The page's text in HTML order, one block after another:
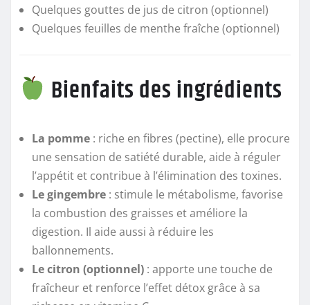
Quelques gouttes de jus de citron (optionnel)
Quelques feuilles de menthe fraîche (optionnel)
Bienfaits des ingrédients
La pomme : riche en fibres (pectine), elle procure
une sensation de satiété durable, aide à réguler
l’appétit et contribue à l’élimination des toxines.
Le gingembre : stimule le métabolisme, favorise
la combustion des graisses et améliore la
digestion. Il aide aussi à réduire les
ballonnements.
Le citron (optionnel) : apporte une touche de
fraîcheur et renforce l’effet détox grâce à sa